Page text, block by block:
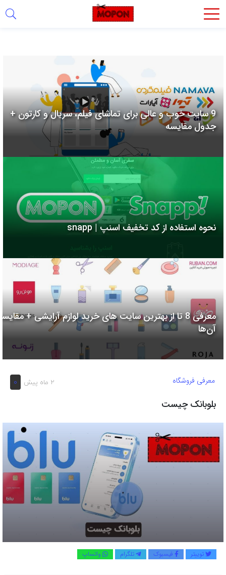
اشتراک
از
روش‌های
زیر
می‌توانید
صفحه
دوستان
خود
به
بگذارید.
لینک
9 سایت خوب و عالی برای تماشای فیلم، سریال و کارتون +
جدول مقایسه
نحوه استفاده از کد تخفیف اسنپ | snapp
معرفی 8 تا از بهترین سایت های خرید لوازم آرایشی +
آن‌ها
2 ماه پیش 0 معرفی فروشگاه
بلوبانک چیست
توییتر فیسبوک تلگرام واتساپ